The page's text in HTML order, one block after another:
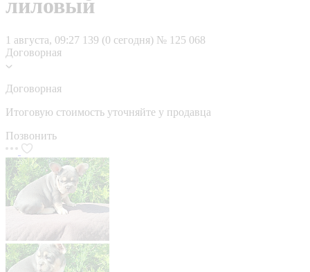
лиловый
1 августа, 09:27 139 (0 сегодня) № 125 068
Договорная
Договорная
Итоговую стоимость уточняйте у продавца
Позвонить